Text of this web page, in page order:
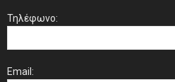
Τηλέφωνο:
Email: